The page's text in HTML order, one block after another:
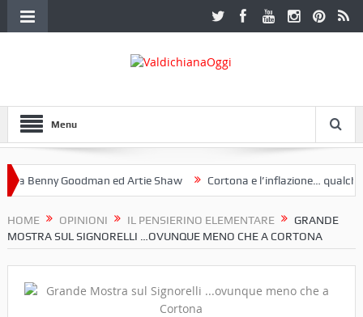
Menu
Benny Goodman ed Artie Shaw Cortona e l’inflazione… qualche
HOME OPINIONI IL PENSIERINO ELEMENTARE
GRANDE
MOSTRA SUL SIGNORELLI …OVUNQUE MENO CHE A CORTONA